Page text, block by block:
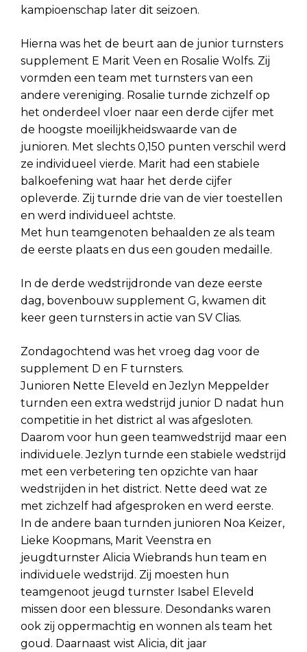
kampioenschap later dit seizoen.
Hierna was het de beurt aan de junior turnsters
supplement E Marit Veen en Rosalie Wolfs. Zij
vormden een team met turnsters van een
andere vereniging. Rosalie turnde zichzelf op
het onderdeel vloer naar een derde cijfer met
de hoogste moeilijkheidswaarde van de
junioren. Met slechts 0,150 punten verschil werd
ze individueel vierde. Marit had een stabiele
balkoefening wat haar het derde cijfer
opleverde. Zij turnde drie van de vier toestellen
en werd individueel achtste.
Met hun teamgenoten behaalden ze als team
de eerste plaats en dus een gouden medaille.
In de derde wedstrijdronde van deze eerste
dag, bovenbouw supplement G, kwamen dit
keer geen turnsters in actie van SV Clias.
Zondagochtend was het vroeg dag voor de
supplement D en F turnsters.
Junioren Nette Eleveld en Jezlyn Meppelder
turnden een extra wedstrijd junior D nadat hun
competitie in het district al was afgesloten.
Daarom voor hun geen teamwedstrijd maar een
individuele. Jezlyn turnde een stabiele wedstrijd
met een verbetering ten opzichte van haar
wedstrijden in het district. Nette deed wat ze
met zichzelf had afgesproken en werd eerste.
In de andere baan turnden junioren Noa Keizer,
Lieke Koopmans, Marit Veenstra en
jeugdturnster Alicia Wiebrands hun team en
individuele wedstrijd. Zij moesten hun
teamgenoot jeugd turnster Isabel Eleveld
missen door een blessure. Desondanks waren
ook zij oppermachtig en wonnen als team het
goud. Daarnaast wist Alicia, dit jaar